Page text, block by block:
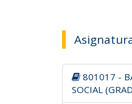
801017 -
SOCIAL